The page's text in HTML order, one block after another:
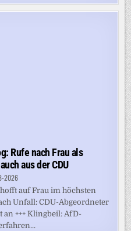
Rufe nach Frau als
aus der CDU
2026
auf Frau im höchsten
Unfall: CDU-Abgeordneter
+++ Klingbeil: AfD-